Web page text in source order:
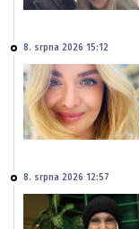
8. srpna 2026 15:12
8. srpna 2026 12:57